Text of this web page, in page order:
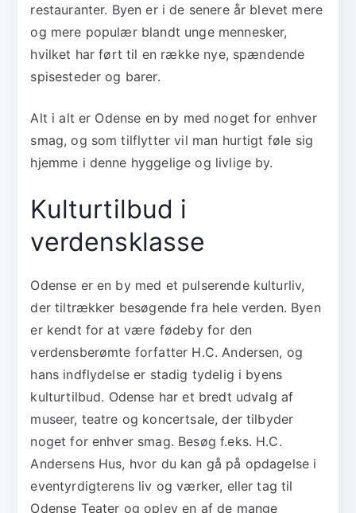
restauranter. Byen er i de senere år blevet mere
og mere populær blandt unge mennesker,
hvilket har ført til en række nye, spændende
spisesteder og barer.
Alt i alt er Odense en by med noget for enhver
smag, og som tilflytter vil man hurtigt føle sig
hjemme i denne hyggelige og livlige by.
Kulturtilbud i
verdensklasse
Odense er en by med et pulserende kulturliv,
der tiltrækker besøgende fra hele verden. Byen
er kendt for at være fødeby for den
verdensberømte forfatter H.C. Andersen, og
hans indflydelse er stadig tydelig i byens
kulturtilbud. Odense har et bredt udvalg af
museer, teatre og koncertsale, der tilbyder
noget for enhver smag. Besøg f.eks. H.C.
Andersens Hus, hvor du kan gå på opdagelse i
eventyrdigterens liv og værker, eller tag til
Odense Teater og oplev en af de mange